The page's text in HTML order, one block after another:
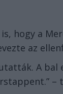
hogy a
az
A
–